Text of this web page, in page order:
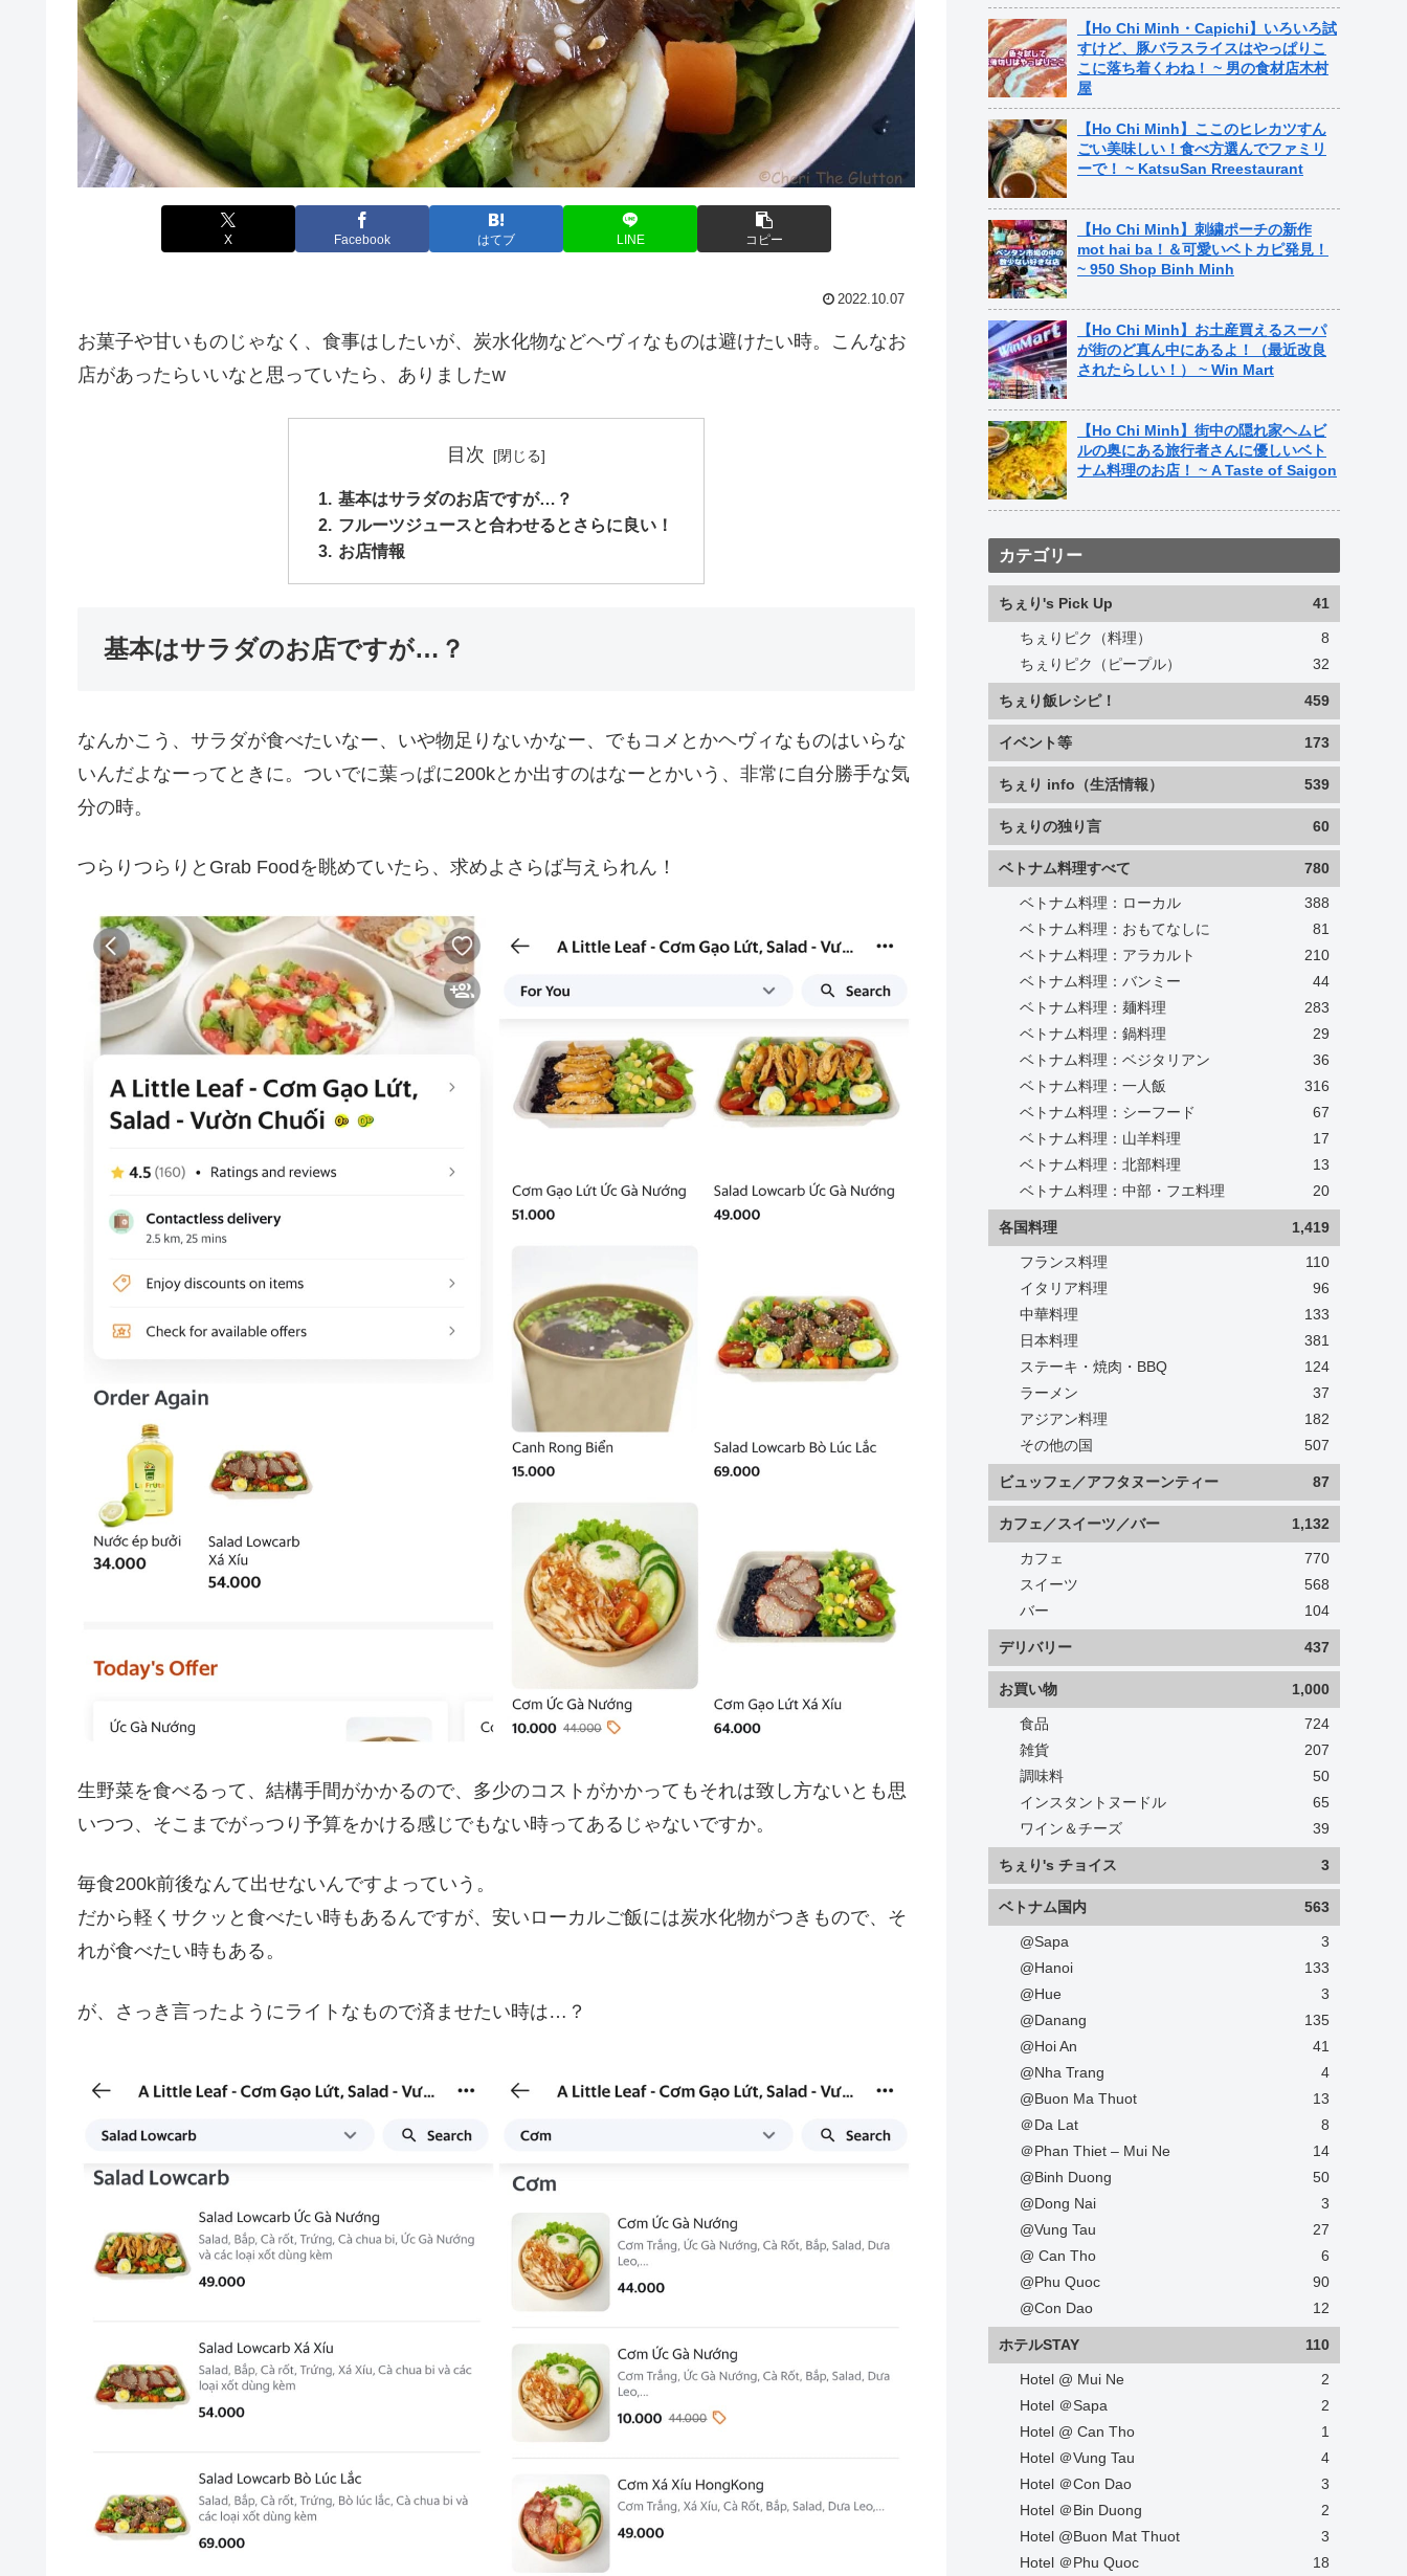
X Facebook はてブ LINE コピー
2022.10.07
お菓子や甘いものじゃなく、食事はしたいが、炭水化物などヘヴィなものは避けたい時。こんなお
店があったらいいなと思っていたら、ありましたw
目次
基本はサラダのお店ですが…？
フルーツジュースと合わせるとさらに良い！
お店情報
基本はサラダのお店ですが…？
なんかこう、サラダが食べたいなー、いや物足りないかなー、でもコメとかヘヴィなものはいらな
いんだよなーってときに。ついでに葉っぱに200kとか出すのはなーとかいう、非常に自分勝手な気
分の時。
つらりつらりとGrab Foodを眺めていたら、求めよさらば与えられん！
生野菜を食べるって、結構手間がかかるので、多少のコストがかかってもそれは致し方ないとも思
いつつ、そこまでがっつり予算をかける感じでもない時ってあるじゃないですか。
毎食200k前後なんて出せないんですよっていう。
だから軽くサクッと食べたい時もあるんですが、安いローカルご飯には炭水化物がつきもので、そ
れが食べたい時もある。
が、さっき言ったようにライトなもので済ませたい時は…？
【Ho Chi Minh・Capichi】いろいろ試
すけど、豚バラスライスはやっぱりこ
こに落ち着くわね！ ~ 男の食材店木村
屋
【Ho Chi Minh】ここのヒレカツすん
ごい美味しい！食べ方選んでファミリ
ーで！ ~ KatsuSan Rreestaurant
【Ho Chi Minh】刺繍ポーチの新作
mot hai ba！＆可愛いベトカピ発見！
~ 950 Shop Binh Minh
【Ho Chi Minh】お土産買えるスーパ
が街のど真ん中にあるよ！（最近改良
されたらしい！） ~ Win Mart
【Ho Chi Minh】街中の隠れ家ヘムビ
ルの奥にある旅行者さんに優しいベト
ナム料理のお店！ ~ A Taste of Saigon
カテゴリー
ちぇり's Pick Up 41
ちぇりピク（料理）
8
ちぇりピク（ピープル）
32
ちぇり飯レシピ！ 459
イベント等 173
ちぇり info（生活情報） 539
ちぇりの独り言 60
ベトナム料理すべて 780
ベトナム料理：ローカル
388
ベトナム料理：おもてなしに
81
ベトナム料理：アラカルト
210
ベトナム料理：バンミー
44
ベトナム料理：麺料理
283
ベトナム料理：鍋料理
29
ベトナム料理：ベジタリアン
36
ベトナム料理：一人飯
316
ベトナム料理：シーフード
67
ベトナム料理：山羊料理
17
ベトナム料理：北部料理
13
ベトナム料理：中部・フエ料理
20
各国料理 1,419
フランス料理
110
イタリア料理
96
中華料理
133
日本料理
381
ステーキ・焼肉・BBQ
124
ラーメン
37
アジアン料理
182
その他の国
507
ビュッフェ／アフタヌーンティー 87
カフェ／スイーツ／バー 1,132
カフェ
770
スイーツ
568
バー
104
デリバリー 437
お買い物 1,000
食品
724
雑貨
207
調味料
50
インスタントヌードル
65
ワイン＆チーズ
39
ちぇり's チョイス 3
ベトナム国内 563
@Sapa
3
@Hanoi
133
@Hue
3
@Danang
135
@Hoi An
41
@Nha Trang
4
@Buon Ma Thuot
13
＠Da Lat
8
＠Phan Thiet – Mui Ne
14
@Binh Duong
50
@Dong Nai
3
@Vung Tau
27
@ Can Tho
6
@Phu Quoc
90
@Con Dao
12
ホテルSTAY 110
Hotel @ Mui Ne
2
Hotel ＠Sapa
2
Hotel @ Can Tho
1
Hotel ＠Vung Tau
4
Hotel ＠Con Dao
3
Hotel ＠Bin Duong
2
Hotel @Buon Mat Thuot
3
Hotel ＠Phu Quoc
18